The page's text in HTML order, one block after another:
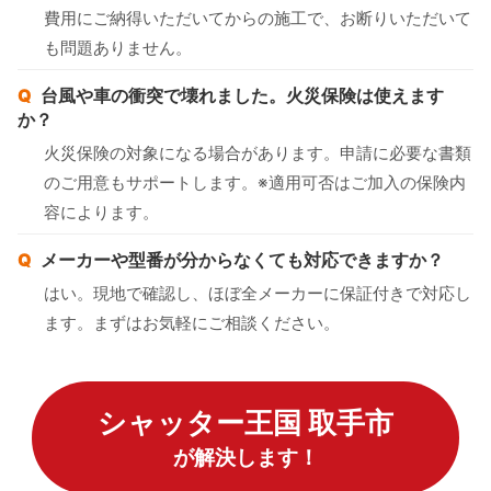
費用にご納得いただいてからの施工で、お断りいただいて
も問題ありません。
台風や車の衝突で壊れました。火災保険は使えます
か？
火災保険の対象になる場合があります。申請に必要な書類
のご用意もサポートします。※適用可否はご加入の保険内
容によります。
メーカーや型番が分からなくても対応できますか？
はい。現地で確認し、ほぼ全メーカーに保証付きで対応し
ます。まずはお気軽にご相談ください。
シャッター王国 取手市
が解決します！